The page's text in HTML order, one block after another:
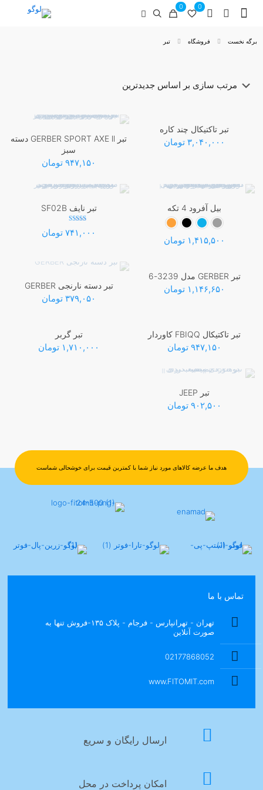
0
0
برگه نخست فروشگاه تبر
تبر تاکتیکال چند کاره
۳,۰۴۰,۰۰۰ تومان
تبر GERBER SPORT AXE ll دسته
سبز
۹۴۷,۱۵۰ تومان
بیل آفرود 4 تکه
۱,۴۱۵,۵۰۰ تومان
دارای
انواع
گزینه
ها
ممکن
صفحه
محصول
انتخاب
تبر نایف SF02B
5.00
۷۴۱,۰۰۰ تومان
تبر GERBER مدل 3239-6
۱,۱۴۶,۶۵۰ تومان تبر دسته نارنجی GERBER
۳۷۹,۰۵۰ تومان
تبر تاکتیکال FBIQQ کاوردار
۹۴۷,۱۵۰ تومان
تبر گربر
۱,۷۱۰,۰۰۰ تومان
تبر JEEP
۹۰۲,۵۰۰ تومان
هدف ما عرضه کالاهای مورد نیاز شما با کمترین قیمت برای خوشحالی شماست
تماس با ما
تهران - تهرانپارس - فرجام - پلاک ۱۳۵-فروش تنها به
صورت آنلاین
02177868052
www.FITOMIT.com
ارسال رایگان و سریع
امکان پرداخت در محل